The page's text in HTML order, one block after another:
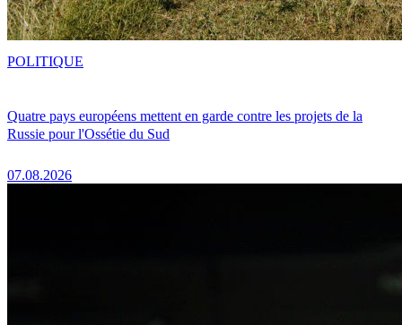
Quatre pays européens mettent en garde contre les projets de la
Russie pour l'Ossétie du Sud
07.08.2026
POLITIQUE